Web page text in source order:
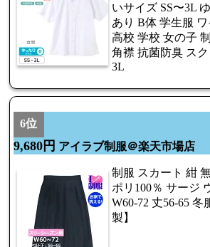
いサイズ SS〜3L
あり B体 学生服
高校 学校 女の子
角襟 抗菌防臭 ス
3L
6位
9,680円 アイラブ制服＠楽天市場店
制服 スカート 紺
ポリ100％ サージ
W60-72 丈56-65
製】